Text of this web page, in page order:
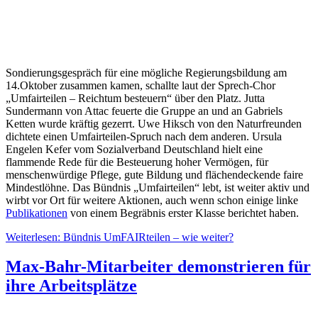
Sondierungsgespräch für eine mögliche Regierungsbildung am
14.Oktober zusammen kamen, schallte laut der Sprech-Chor
„Umfairteilen – Reichtum besteuern“ über den Platz. Jutta
Sundermann von Attac feuerte die Gruppe an und an Gabriels
Ketten wurde kräftig gezerrt. Uwe Hiksch von den Naturfreunden
dichtete einen Umfairteilen-Spruch nach dem anderen. Ursula
Engelen Kefer vom Sozialverband Deutschland hielt eine
flammende Rede für die Besteuerung hoher Vermögen, für
menschenwürdige Pflege, gute Bildung und flächendeckende faire
Mindestlöhne. Das Bündnis „Umfairteilen“ lebt, ist weiter aktiv und
wirbt vor Ort für weitere Aktionen, auch wenn schon einige linke
Publikationen von einem Begräbnis erster Klasse berichtet haben.
Weiterlesen: Bündnis UmFAIRteilen – wie weiter?
Max-Bahr-Mitarbeiter demonstrieren für
ihre Arbeitsplätze